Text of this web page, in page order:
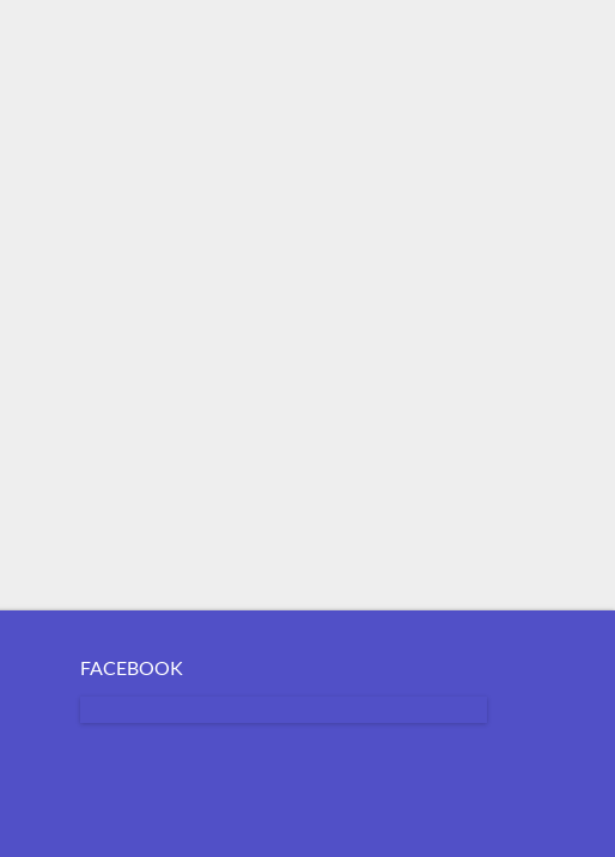
FACEBOOK